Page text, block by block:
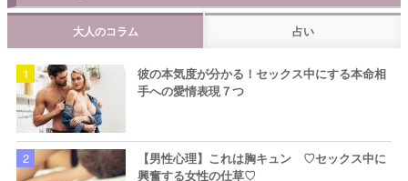
大人のコラム 占い
彼の本気度が分かる！セックス中にする本命相
手への愛情表現７つ
【男性心理】これは胸キュン ♡セックス中に
興奮する女性の仕草♡